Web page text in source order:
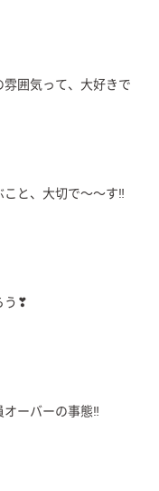
囲気って、大好きで
と、大切で〜〜す‼
う❣
ーバーの事態‼